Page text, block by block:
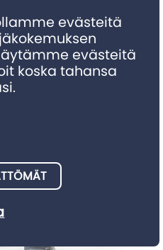
asianajotoimistojen meille
evästeitä
evästeitä
koska tahansa